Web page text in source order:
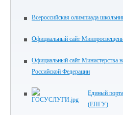
Всероссийская олимпиада
Официальный сайт
Официальный сайт Министерства
Российской Федерации
Единый
(ЕПГУ)